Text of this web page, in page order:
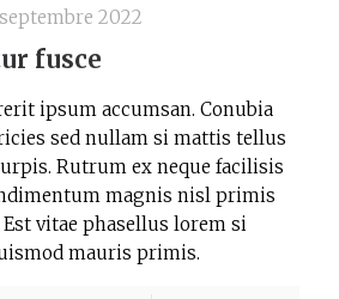
2022
fusce
ipsum accumsan. Conubia
sed nullam si mattis tellus
Rutrum ex neque facilisis
magnis nisl primis
vitae phasellus lorem si
mauris primis.